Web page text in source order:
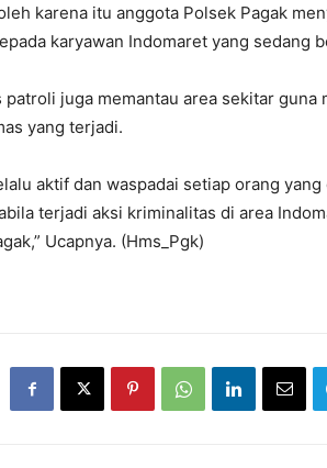
karena itu anggota Polsek Pagak
karyawan Indomaret yang sedang
juga memantau area sekitar guna
yang terjadi.
aktif dan waspadai setiap orang
terjadi aksi kriminalitas di area
Ucapnya. (Hms_Pgk)